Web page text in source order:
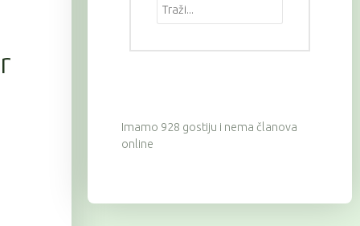
Imamo 928 gostiju i nema članova
online